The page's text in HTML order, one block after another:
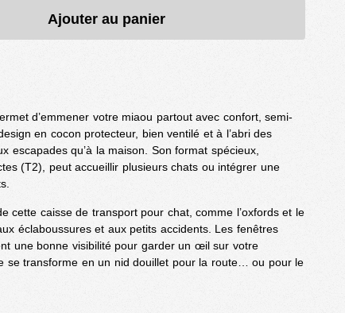
Ajouter au panier
d’emmener votre miaou partout avec confort, semi-
en cocon protecteur, bien ventilé et à l’abri des
escapades qu’à la maison. Son format spécieux,
(T2), peut accueillir plusieurs chats ou intégrer une
cette caisse de transport pour chat, comme l’oxfords et le
éclaboussures et aux petits accidents. Les fenêtres
une bonne visibilité pour garder un œil sur votre
se transforme en un nid douillet pour la route… ou pour le